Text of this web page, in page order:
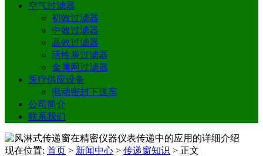
空气过滤器
初效过滤器
中效过滤器
高效过滤器
活性炭过滤器
金属网过滤器
医疗供应设备
电动密封下送车
公司简介
联系我们
现在位置: 首页 > 新闻中心 > 传递窗知识 > 正文